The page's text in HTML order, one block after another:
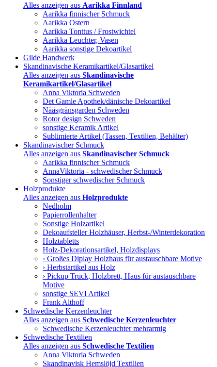
Alles anzeigen aus Aarikka Finnland
Aarikka finnischer Schmuck
Aarikka Ostern
Aarikka Tonttus / Frostwichtel
Aarikka Leuchter, Vasen
Aarikka sonstige Dekoartikel
Gilde Handwerk
Skandinavische Keramikartikel/Glasartikel
Alles anzeigen aus Skandinavische
Keramikartikel/Glasartikel
Anna Viktoria Schweden
Det Gamle Apothek/dänische Dekoartikel
Nääsgränsgarden Schweden
Rotor design Schweden
sonstige Keramik Artikel
Sublimierte Artikel (Tassen, Textilien, Behälter)
Skandinavischer Schmuck
Alles anzeigen aus Skandinavischer Schmuck
Aarikka finnischer Schmuck
AnnaViktoria - schwedischer Schmuck
Sonstiger schwedischer Schmuck
Holzprodukte
Alles anzeigen aus Holzprodukte
Nedholm
Papierrollenhalter
Sonstige Holzartikel
Dekoaufsteller Holzhäuser, Herbst-/Winterdekoration
Holztabletts
Holz-Dekorationsartikel, Holzdisplays
› Großes Diplay Holzhaus für austauschbare Motive
› Herbstartikel aus Holz
› Pickup Truck, Holzbrett, Haus für austauschbare
Motive
sonstige SEVI Artikel
Frank Althoff
Schwedische Kerzenleuchter
Alles anzeigen aus Schwedische Kerzenleuchter
Schwedische Kerzenleuchter mehrarmig
Schwedische Textilien
Alles anzeigen aus Schwedische Textilien
Anna Viktoria Schweden
Skandinavisk Hemslöjd Textilien